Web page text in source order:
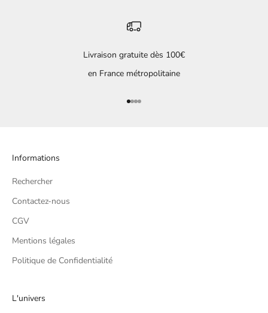
Livraison gratuite dès 100€
en France métropolitaine
Aller à l'élément 1
Aller à l'élément 2
Aller à l'élément 3
Aller à l'élément 4
Informations
Rechercher
Contactez-nous
CGV
Mentions légales
Politique de Confidentialité
L'univers